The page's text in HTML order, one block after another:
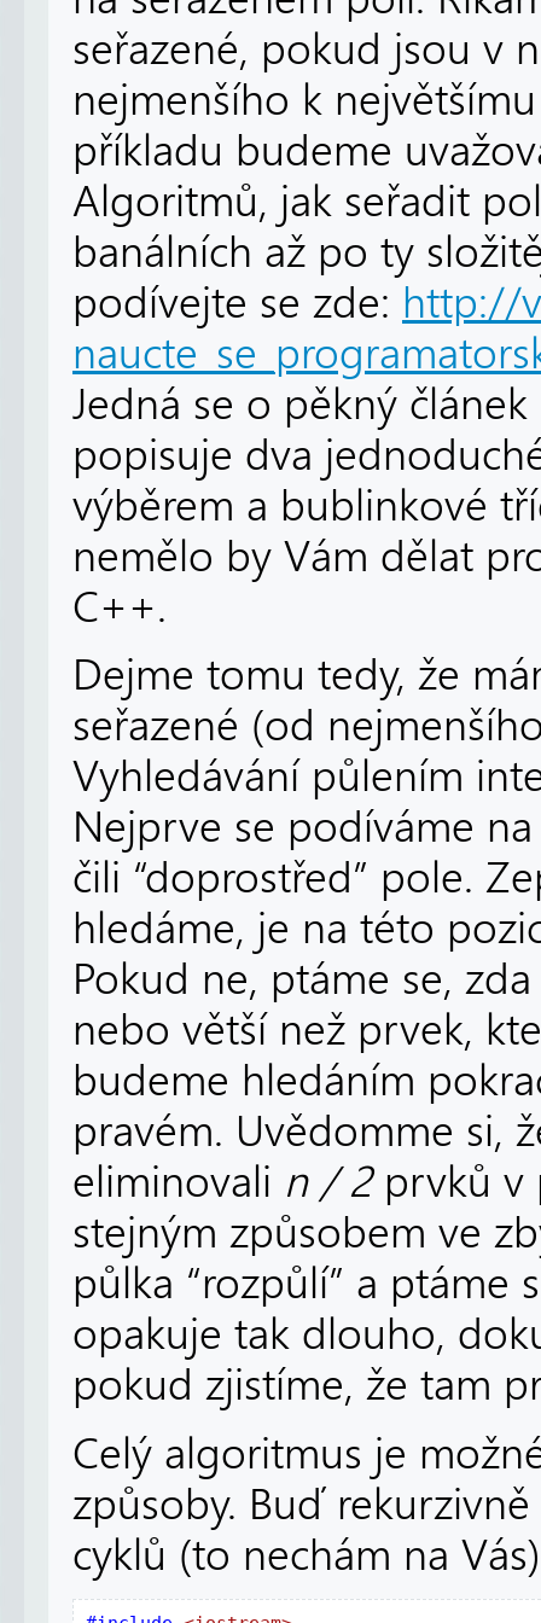
seřazené, pokud jsou v
nejmenšího k
příkladu budeme
Algoritmů, jak seřadit
banálních až po ty
podívejte se zde: http://
Jedná se o pěkný
popisuje dva
výběrem a bublinkové
nemělo by Vám dělat
C++.
Dejme tomu tedy, že
seřazené (od
Vyhledávání půlením
Nejprve se podíváme
čili “doprostřed” pole.
hledáme, je na této
Pokud ne, ptáme se,
nebo větší než prvek,
budeme hledáním
pravém. Uvědomme si,
eliminovali n / 2prvků v
stejným způsobem ve
půlka “rozpůlí” a ptáme
opakuje tak dlouho,
pokud zjistíme, že tam
Celý algoritmus je
způsoby. Buď
cyklů (to nechám na